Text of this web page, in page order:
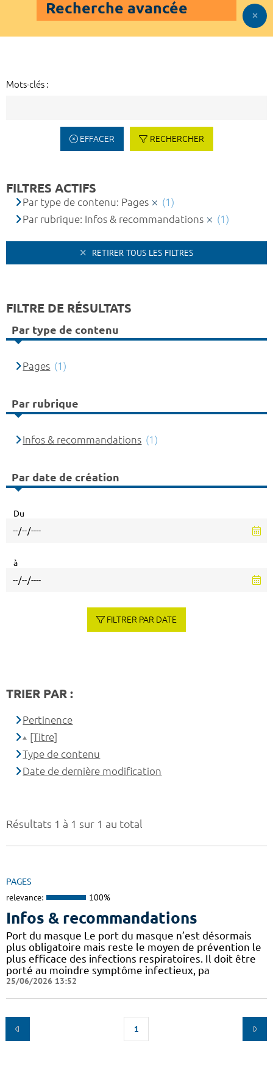
Recherche avancée
Mots-clés :
EFFACER RECHERCHER
Résultats 1 à 1 sur 1 au total
PAGES
relevance: 100%
Infos & recommandations
Port du masque Le port du masque n’est désormais
plus obligatoire mais reste le moyen de prévention le
plus efficace des infections respiratoires. Il doit être
porté au moindre symptôme infectieux, pa
25/06/2026 13:52
1
FILTRES ACTIFS
Par type de contenu: Pages
(1)
Par rubrique: Infos & recommandations
(1)
RETIRER TOUS LES FILTRES
FILTRE DE RÉSULTATS
Par type de contenu
Pages (1)
Par rubrique
Infos & recommandations (1)
Par date de création
Du
à
FILTRER PAR DATE
TRIER PAR :
Pertinence
[Titre]
Type de contenu
Date de dernière modification